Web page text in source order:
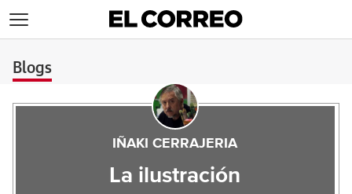
Blogs
IÑAKI CERRAJERIA
La ilustración